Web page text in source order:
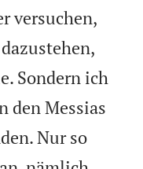
versuchen,
Sondern ich
den Messias
Nur so